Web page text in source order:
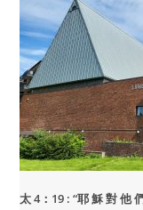
太 4：19 : “耶 穌 對 他